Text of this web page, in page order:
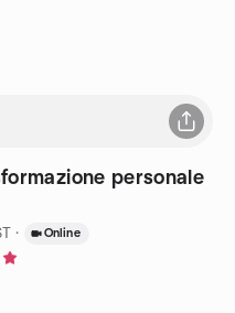
personale
· Online